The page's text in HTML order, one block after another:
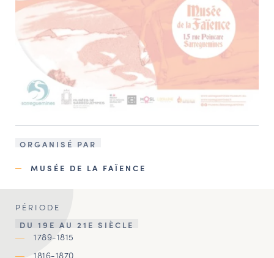
ORGANISÉ PAR
MUSÉE DE LA FAÏENCE
PÉRIODE
DU 19E AU 21E SIÈCLE
1789-1815
1816-1870